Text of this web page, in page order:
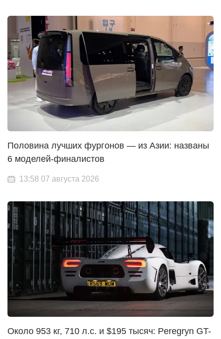
Половина лучших фургонов — из Азии: названы
6 моделей-финалистов
13:58 07 августа 2026
Около 953 кг, 710 л.с. и $195 тысяч: Peregryn GT-